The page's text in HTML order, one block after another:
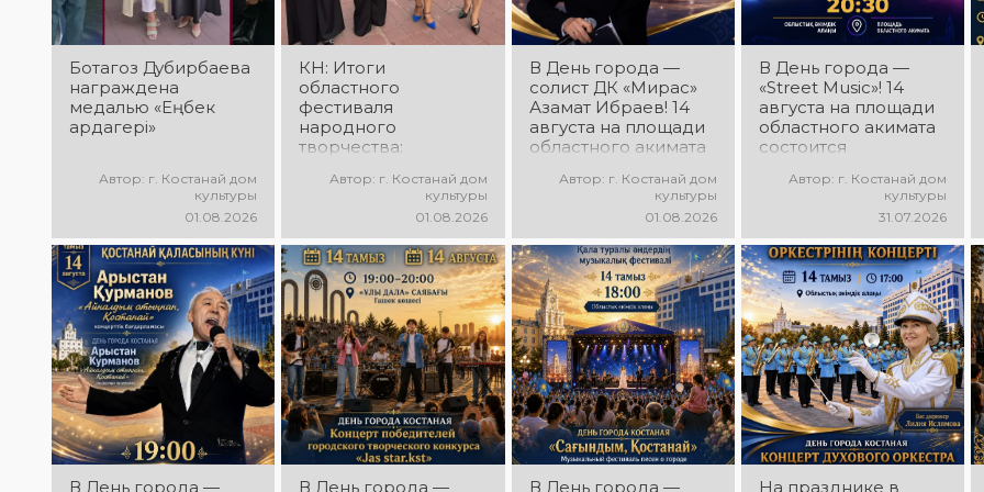
настроение!
праздничное
настроение!
Ботагоз Дубирбаева
награждена
медалью «Еңбек
ардагері»
Автор: г. Костанай дом
культуры
01.08.2026
КН: Итоги
областного
фестиваля
народного
творчества:
Автор: г. Костанай дом
культуры
01.08.2026
В День города —
солист ДК «Мирас»
Азамат Ибраев! 14
августа на площади
областного акимата
концертная
программа Азамата
Ибраева! Вас ждут
любимые песни,
яркое выступление,
мощная энергия и
праздничное
настроение!
Автор: г. Костанай дом
культуры
01.08.2026
В День города —
«Street Music»! 14
августа на площади
областного акимата
состоится
программа
коллективов города
«Street Music»! Вас
ждут современная
музыка, яркие
выступления,
мощная энергия и
праздничное
настроение!
Автор: г. Костанай дом
культуры
31.07.2026
В День города — В День города — В День города — На празднике в